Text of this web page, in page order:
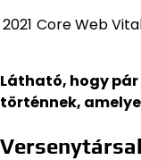
2021 Core Web
Látható, hogy
történnek,